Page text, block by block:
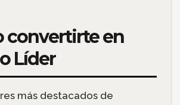
convertirte en
Líder
más destacados de